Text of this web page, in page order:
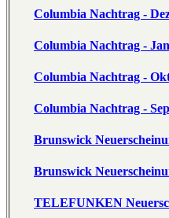
Columbia Nachtrag -
Columbia Nachtrag -
Columbia Nachtrag -
Columbia Nachtrag -
Brunswick
Brunswick
TELEFUNKEN